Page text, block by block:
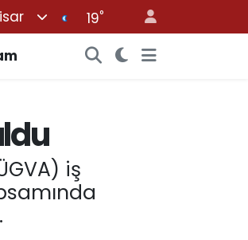
19°
iş